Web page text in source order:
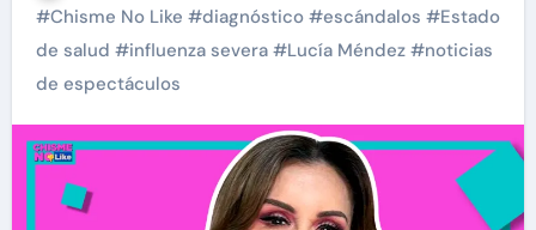
#Chisme No Like #diagnóstico#escándalos #Estado
de salud #influenza severa#Lucía Méndez#noticias
de espectáculos